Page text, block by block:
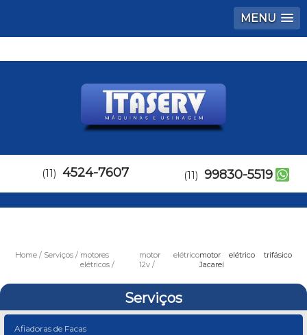
MENU
(11) 4524-7607 (11) 99830-5519
Home Serviços
motores
elétricos
motor elétrico
12v
motor elétrico trifásico
Jacareí
Serviços
Afiadoras de Facas